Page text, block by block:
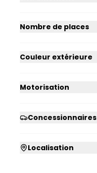
Nombre de places
Couleur extérieure
Motorisation
Concessionnaires
Localisation